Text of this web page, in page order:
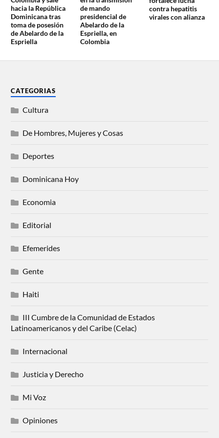
hacia la República
Dominicana tras
toma de posesión
de Abelardo de la
Espriella
de mando
presidencial de
Abelardo de la
Espriella, en
Colombia
contra hepatitis
virales con alianza
CATEGORIAS
Cultura
De Hombres, Mujeres y Cosas
Deportes
Dominicana Hoy
Economia
Editorial
Efemerides
Gente
Haiti
III Cumbre de la Comunidad de Estados
Latinoamericanos y del Caribe (Celac)
Internacional
Justicia y Derecho
Mi Voz
Opiniones